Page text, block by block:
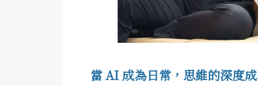
當 AI 成為日常，思維的深度